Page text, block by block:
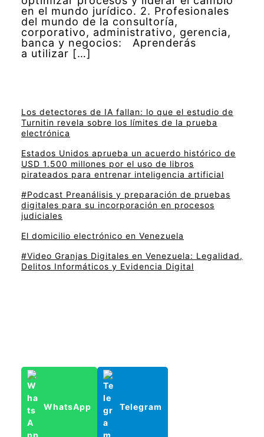
en el mundo jurídico. 2. Profesionales
del mundo de la consultoría,
corporativo, administrativo, gerencia,
banca y negocios: Aprenderás
a utilizar […]
Los detectores de IA fallan: lo que el estudio de
Turnitin revela sobre los límites de la prueba
electrónica
Estados Unidos aprueba un acuerdo histórico de
USD 1.500 millones por el uso de libros
pirateados para entrenar inteligencia artificial
#Podcast Preanálisis y preparación de pruebas
digitales para su incorporación en procesos
judiciales
El domicilio electrónico en Venezuela
#Video Granjas Digitales en Venezuela: Legalidad,
Delitos Informáticos y Evidencia Digital
WhatsApp Telegram